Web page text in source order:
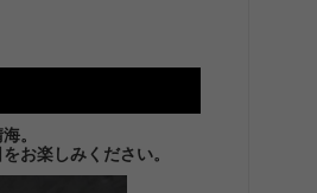
。
お楽しみください。